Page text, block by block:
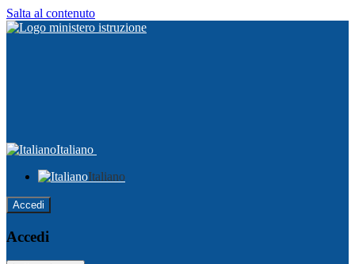
Salta al contenuto
Italiano
Italiano
Accedi
Accedi